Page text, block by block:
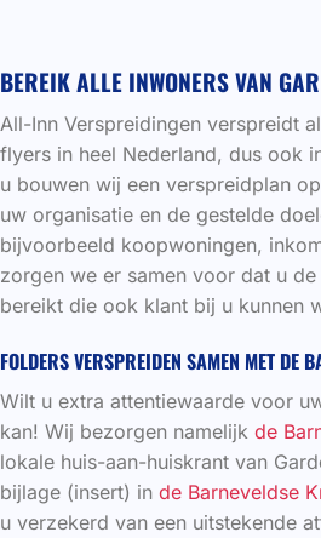
BEREIK ALLE INWONERS VAN
All-Inn Verspreidingen verspreidt al
flyers in heel Nederland, dus ook
u bouwen wij een verspreidplan
uw organisatie en de gestelde
bijvoorbeeld koopwoningen,
zorgen we er samen voor dat u
bereikt die ook klant bij u kunnen
FOLDERS VERSPREIDEN SAMEN MET DE
Wilt u extra attentiewaarde voor
kan! Wij bezorgen namelijk de
lokale huis-aan-huiskrant van
bijlage (insert) in de Barneveldse
u verzekerd van een uitstekende